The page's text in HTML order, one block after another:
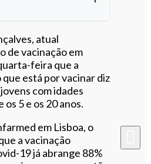
este artigo
atual
de vacinação em
feira que a
está por vacinar diz
com idades
5 e os 20 anos.
em Lisboa, o
a vacinação
19 já abrange 88%